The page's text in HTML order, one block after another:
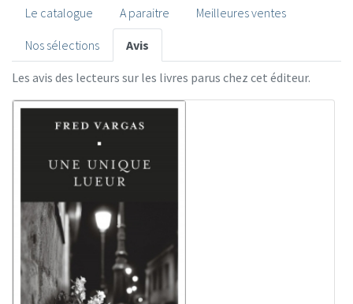
Le catalogue A paraitre Meilleures ventes
Nos sélections Avis
Les avis des lecteurs sur les livres parus chez cet éditeur.